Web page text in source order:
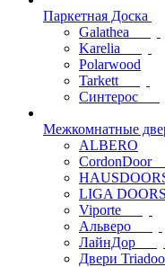
Паркетная Доска
Galathea
Karelia
Polarwood
Tarkett
Синтерос
Межкомнатные
ALBERO
CordonDoor
LIGA DOORS
Viporte
Альверо
ЛайнДор
Двери